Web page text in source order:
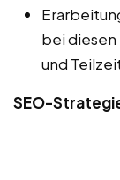
bei
und
SEO-